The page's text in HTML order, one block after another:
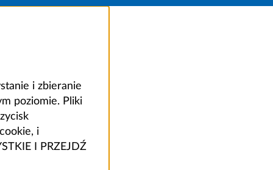
i zbieranie
poziomie. Pliki
i
I PRZEJDŹ